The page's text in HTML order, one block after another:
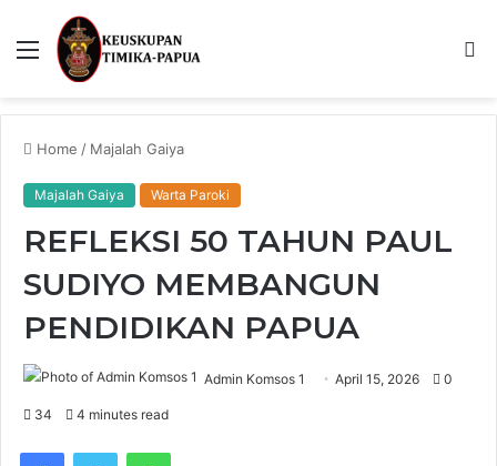
Menu
Home / Majalah Gaiya
Majalah Gaiya Warta Paroki
REFLEKSI 50 TAHUN PAUL
SUDIYO MEMBANGUN
PENDIDIKAN PAPUA
Admin Komsos 1 April 15, 2026 0
34 4 minutes read